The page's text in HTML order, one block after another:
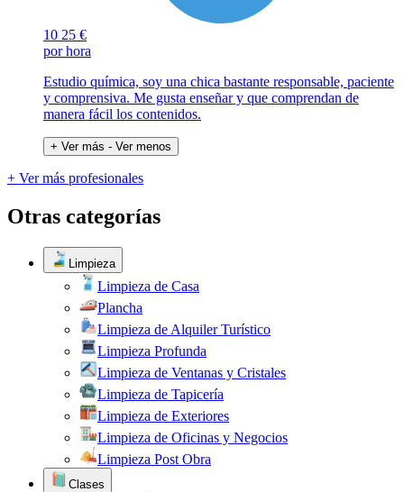
10 25 €
por hora
Estudio química, soy una chica bastante responsable, paciente
y comprensiva. Me gusta enseñar y que comprendan de
manera fácil los contenidos.
+ Ver más - Ver menos
+ Ver más profesionales
Otras categorías
Limpieza
Limpieza de Casa
Plancha
Limpieza de Alquiler Turístico
Limpieza Profunda
Limpieza de Ventanas y Cristales
Limpieza de Tapicería
Limpieza de Exteriores
Limpieza de Oficinas y Negocios
Limpieza Post Obra
Clases